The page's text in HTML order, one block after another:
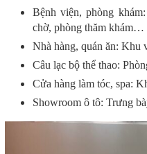
Bệnh viện, phòng
chờ, phòng thăm khám…
Nhà hàng, quán ăn:
Câu lạc bộ thể thao:
Cửa hàng làm tóc, spa:
Showroom ô tô: Trưng